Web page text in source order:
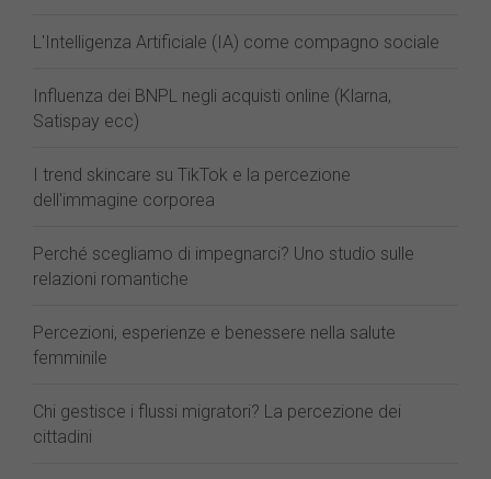
L'Intelligenza Artificiale (IA) come compagno sociale
Influenza dei BNPL negli acquisti online (Klarna,
Satispay ecc)
I trend skincare su TikTok e la percezione
dell'immagine corporea
Perché scegliamo di impegnarci? Uno studio sulle
relazioni romantiche
Percezioni, esperienze e benessere nella salute
femminile
Chi gestisce i flussi migratori? La percezione dei
cittadini